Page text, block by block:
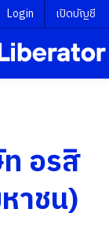
Login เปิดบัญชี
อรสิ
าชน)